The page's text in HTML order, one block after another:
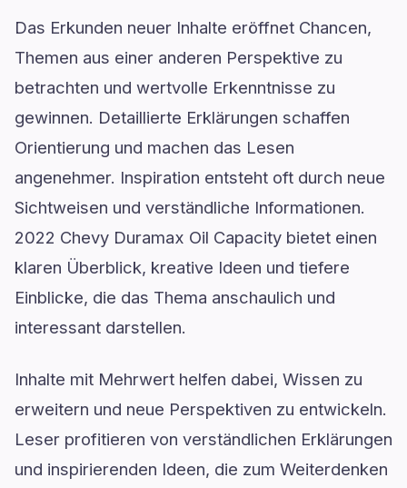
Das Erkunden neuer Inhalte eröffnet Chancen,
Themen aus einer anderen Perspektive zu
betrachten und wertvolle Erkenntnisse zu
gewinnen. Detaillierte Erklärungen schaffen
Orientierung und machen das Lesen
angenehmer. Inspiration entsteht oft durch neue
Sichtweisen und verständliche Informationen.
2022 Chevy Duramax Oil Capacity bietet einen
klaren Überblick, kreative Ideen und tiefere
Einblicke, die das Thema anschaulich und
interessant darstellen.
Inhalte mit Mehrwert helfen dabei, Wissen zu
erweitern und neue Perspektiven zu entwickeln.
Leser profitieren von verständlichen Erklärungen
und inspirierenden Ideen, die zum Weiterdenken